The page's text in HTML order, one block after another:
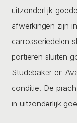
uitzonderlijk
afwerkingen zijn
carrosseriedelen
portieren sluiten
Studebaker en
conditie. De
in uitzonderlijk